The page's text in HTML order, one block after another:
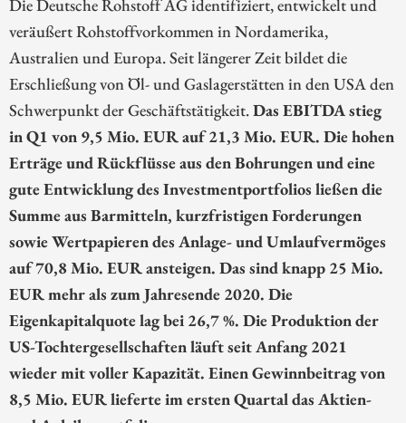
Die Deutsche Rohstoff AG identifiziert, entwickelt und
veräußert Rohstoffvorkommen in Nordamerika,
Australien und Europa. Seit längerer Zeit bildet die
Erschließung von Öl- und Gaslagerstätten in den USA den
Schwerpunkt der Geschäftstätigkeit.Das EBITDA stieg
in Q1 von 9,5 Mio. EUR auf 21,3 Mio. EUR. Die hohen
Erträge und Rückflüsse aus den Bohrungen und eine
gute Entwicklung des Investmentportfolios ließen die
Summe aus Barmitteln, kurzfristigen Forderungen
sowie Wertpapieren des Anlage- und Umlaufvermöges
auf 70,8 Mio. EUR ansteigen. Das sind knapp 25 Mio.
EUR mehr als zum Jahresende 2020. Die
Eigenkapitalquote lag bei 26,7 %. Die Produktion der
US-Tochtergesellschaften läuft seit Anfang 2021
wieder mit voller Kapazität. Einen Gewinnbeitrag von
8,5 Mio. EUR lieferte im ersten Quartal das Aktien-